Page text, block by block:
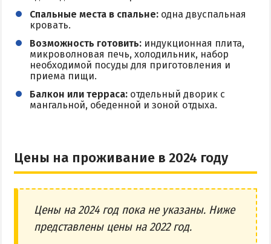
Спальные места в спальне: одна двуспальная
кровать.
Возможность готовить: индукционная плита,
микроволновая печь, холодильник, набор
необходимой посуды для приготовления и
приема пищи.
Балкон или терраса: отдельный дворик с
мангальной, обеденной и зоной отдыха.
Цены на проживание в 2024 году
Цены на 2024 год пока не указаны. Ниже
представлены цены на 2022 год.